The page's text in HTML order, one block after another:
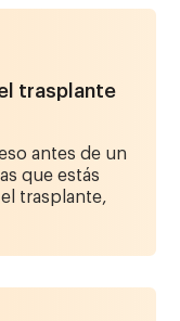
trasplante
antes de un
que estás
trasplante,